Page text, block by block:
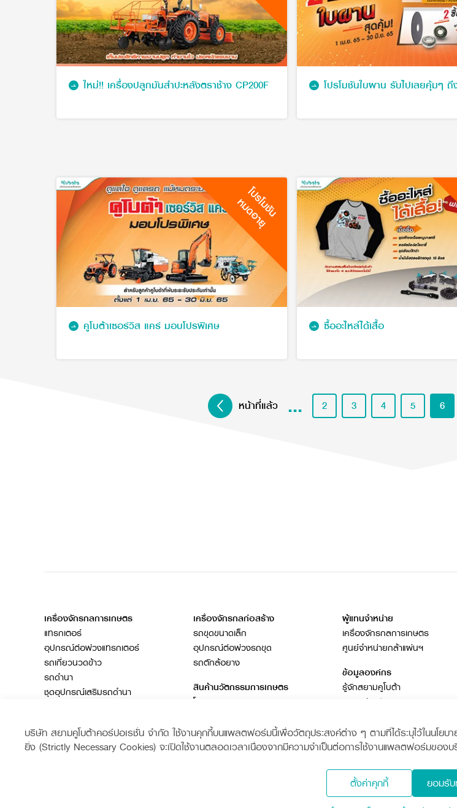
บริษัท สยามคูโบต้าคอร์ปอเรชั่น จำกัด ใช้งานคุกกี้บนแพลตฟอร์มนี้เพื่อวัตถุประสงค์ต่าง ๆ ตามที่ได้ระบุไว้ในนโยบ
ยิ่ง (Strictly Necessary Cookies) จะเปิดใช้งานตลอดเวลาเนื่องจากมีความจำเป็นต่อการใช้งานแพลตฟอร์มขอ
ยอมรั
ตั้งค่าคุกกี้
ใหม่!! เครื่องปลูกมันสำปะหลังตราช้าง CP200F โปรโมชันใบผาน รับไปเลยคุ้มๆ
โปรโมชัน
หมดอายุ
คูโบต้าเซอร์วิส แคร์ มอบโปรพิเศษ ซื้ออะไหล่ได้เสื้อ
หน้าที่แล้ว ... 2 3 4 5 6
เครื่องจักรกลการเกษตร
แทรกเตอร์
อุปกรณ์ต่อพ่วงแทรกเตอร์
รถเกี่ยวนวดข้าว
รถดำนา
ชุดอุปกรณ์เสริมรถดำนา
สินค้าอื่น ๆ
เครื่องจักรกลก่อสร้าง
รถขุดขนาดเล็ก
อุปกรณ์ต่อพ่วงรถขุด
รถตักล้อยาง
สินค้านวัตกรรมการเกษตร
โดรนการเกษตร
ผู้แทนจำหน่าย
เครื่องจักรกลการเกษตร
ศูนย์จำหน่ายกล้าแผ่นฯ
ข้อมูลองค์กร
รู้จักสยามคูโบต้า
ธุรกิจต่างประเทศ
Siam Kubota